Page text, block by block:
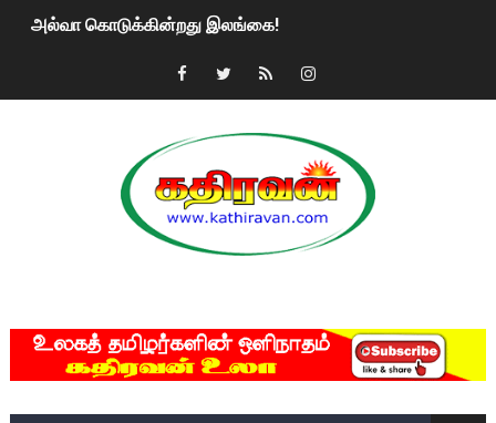
அல்வா கொடுக்கின்றது இலங்கை!
2ஆம் நாள் உக்ரைன் யுத்தம்!! எங்களைத் தனிமையில்
மகிந்த ராஜபக்சே பதவி விலக திட்டம்?
ரவுடி பேபிக்கு நடந்த தரமான சம்பவம்.. ஆபாச வீடியோக்களால்
குண்டை தூக்கிப்போட்ட ஆய்வு…. இந்தியாவின் “கோவிஷீல்டு”
யாழில் தமிழின தலைவர் பிரபாகரனின் பிறந்தநாளை